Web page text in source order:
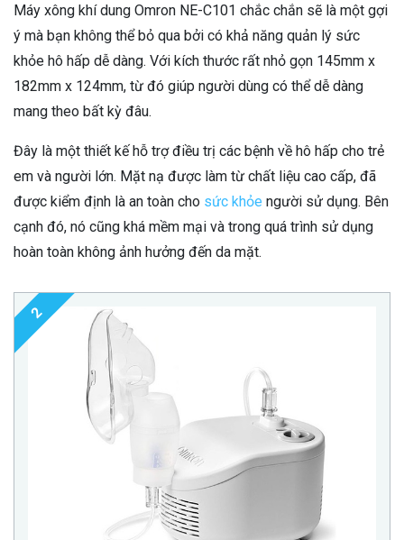
Máy xông khí dung Omron NE-C101 chắc chắn sẽ là một gợi
ý mà bạn không thể bỏ qua bởi có khả năng quản lý sức
khỏe hô hấp dễ dàng. Với kích thước rất nhỏ gọn 145mm x
182mm x 124mm, từ đó giúp người dùng có thể dễ dàng
mang theo bất kỳ đâu.
Đây là một thiết kế hỗ trợ điều trị các bệnh về hô hấp cho trẻ
em và người lớn. Mặt nạ được làm từ chất liệu cao cấp, đã
được kiểm định là an toàn cho sức khỏe người sử dụng. Bên
cạnh đó, nó cũng khá mềm mại và trong quá trình sử dụng
hoàn toàn không ảnh hưởng đến da mặt.
2